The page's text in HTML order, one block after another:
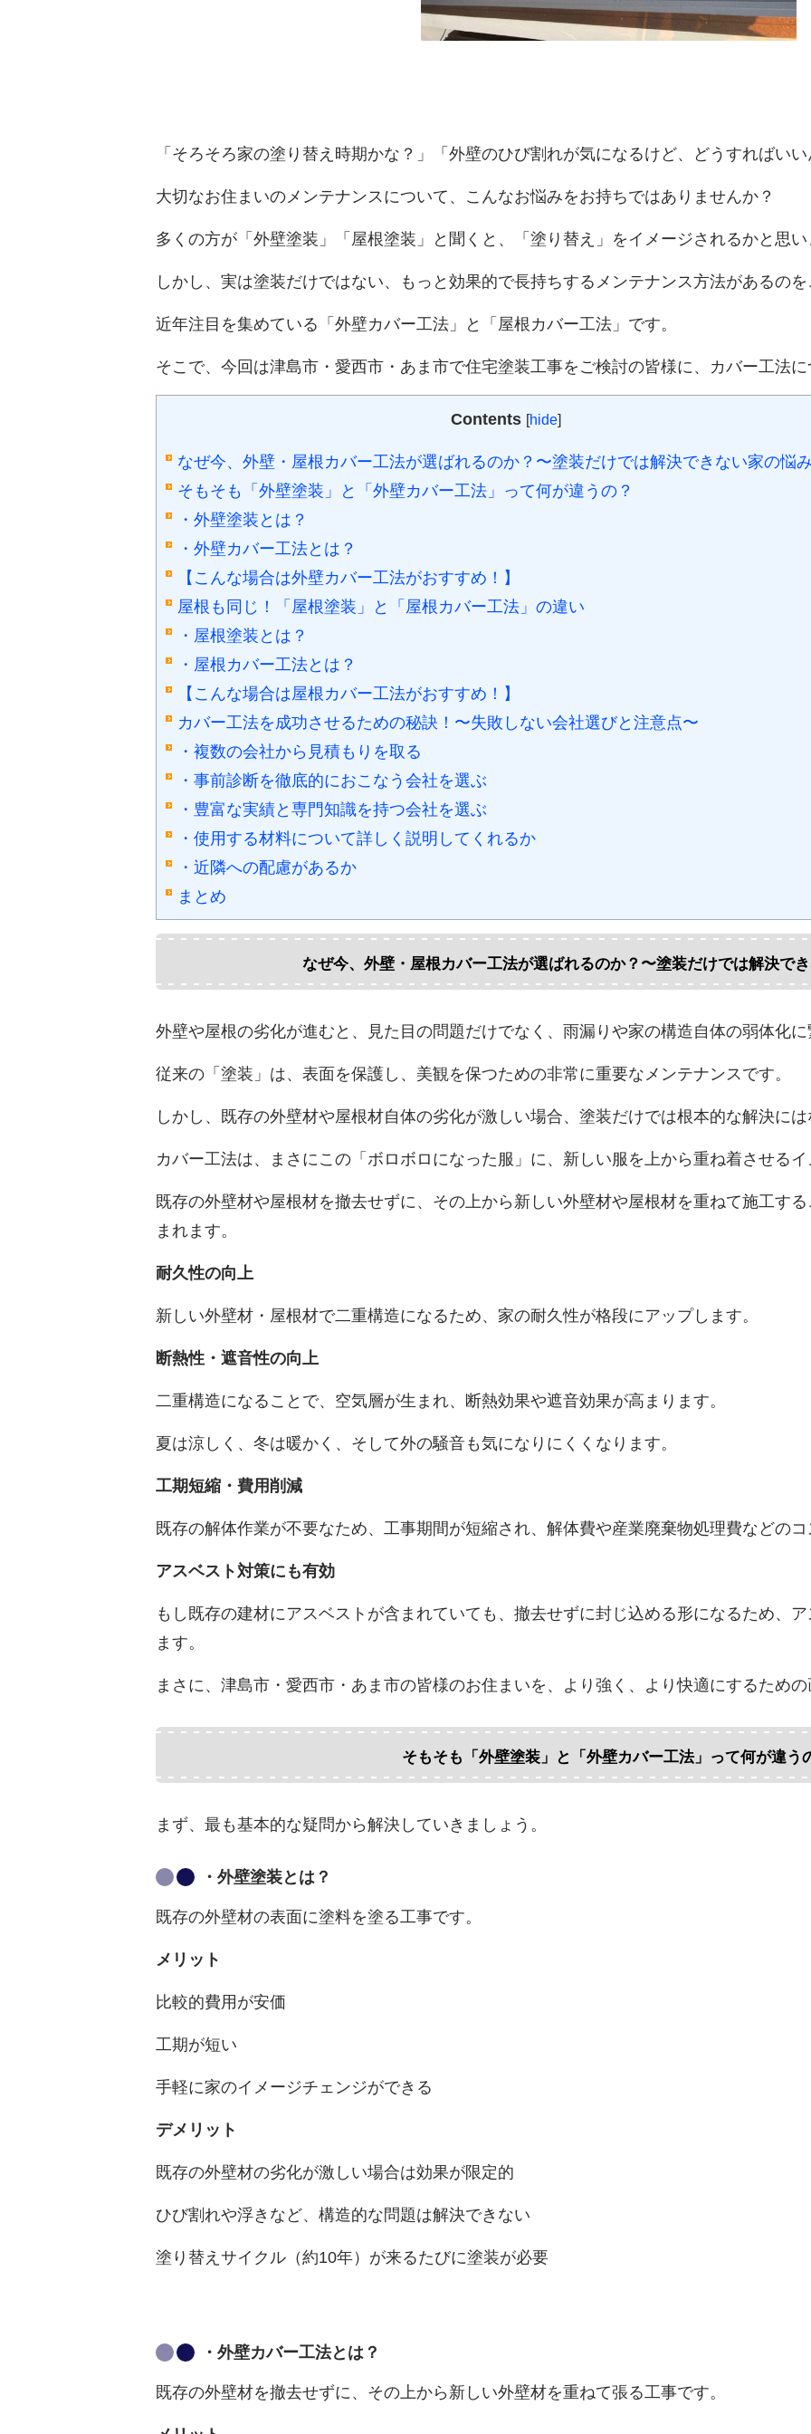
「そろそろ家の塗り替え時期かな？」「外壁のひび割れが気になるけど、どうすればい
大切なお住まいのメンテナンスについて、こんなお悩みをお持ちではありませんか？
多くの方が「外壁塗装」「屋根塗装」と聞くと、「塗り替え」をイメージされるかと思
しかし、実は塗装だけではない、もっと効果的で長持ちするメンテナンス方法があるの
近年注目を集めている「外壁カバー工法」と「屋根カバー工法」です。
そこで、今回は津島市・愛西市・あま市で住宅塗装工事をご検討の皆様に、カバー工法
Contents [hide]
なぜ今、外壁・屋根カバー工法が選ばれるのか？〜塗装だけでは解決できない家の悩
そもそも「外壁塗装」と「外壁カバー工法」って何が違うの？
・外壁塗装とは？
・外壁カバー工法とは？
【こんな場合は外壁カバー工法がおすすめ！】
屋根も同じ！「屋根塗装」と「屋根カバー工法」の違い
・屋根塗装とは？
・屋根カバー工法とは？
【こんな場合は屋根カバー工法がおすすめ！】
カバー工法を成功させるための秘訣！〜失敗しない会社選びと注意点〜
・複数の会社から見積もりを取る
・事前診断を徹底的におこなう会社を選ぶ
・豊富な実績と専門知識を持つ会社を選ぶ
・使用する材料について詳しく説明してくれるか
・近隣への配慮があるか
まとめ
なぜ今、外壁・屋根カバー工法が選ばれるのか？〜塗装だけでは解決で
外壁や屋根の劣化が進むと、見た目の問題だけでなく、雨漏りや家の構造自体の弱体化
従来の「塗装」は、表面を保護し、美観を保つための非常に重要なメンテナンスです。
しかし、既存の外壁材や屋根材自体の劣化が激しい場合、塗装だけでは根本的な解決に
カバー工法は、まさにこの「ボロボロになった服」に、新しい服を上から重ね着させる
既存の外壁材や屋根材を撤去せずに、その上から新しい外壁材や屋根材を重ねて施工す
まれます。
耐久性の向上
新しい外壁材・屋根材で二重構造になるため、家の耐久性が格段にアップします。
断熱性・遮音性の向上
二重構造になることで、空気層が生まれ、断熱効果や遮音効果が高まります。
夏は涼しく、冬は暖かく、そして外の騒音も気になりにくくなります。
工期短縮・費用削減
既存の解体作業が不要なため、工事期間が短縮され、解体費や産業廃棄物処理費などの
アスベスト対策にも有効
もし既存の建材にアスベストが含まれていても、撤去せずに封じ込める形になるため、
ます。
まさに、津島市・愛西市・あま市の皆様のお住まいを、より強く、より快適にするため
そもそも「外壁塗装」と「外壁カバー工法」って何が違う
まず、最も基本的な疑問から解決していきましょう。
・外壁塗装とは？
既存の外壁材の表面に塗料を塗る工事です。
メリット
比較的費用が安価
工期が短い
手軽に家のイメージチェンジができる
デメリット
既存の外壁材の劣化が激しい場合は効果が限定的
ひび割れや浮きなど、構造的な問題は解決できない
塗り替えサイクル（約10年）が来るたびに塗装が必要
・外壁カバー工法とは？
既存の外壁材を撤去せずに、その上から新しい外壁材を重ねて張る工事です。